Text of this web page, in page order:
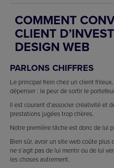
COMMENT
CLIENT
DESIGN WEB
PARLONS CHIFFRES
Le principal frein chez un client
dépenser : la peur de sortir le
Il est courant d’associer créativité et
prestations jugées trop chères.
Notre première tâche est donc de lui
Bien sûr, avoir un site web coûte plus
ne s’agit pas de lui mentir ou de lui
les choses autrement.